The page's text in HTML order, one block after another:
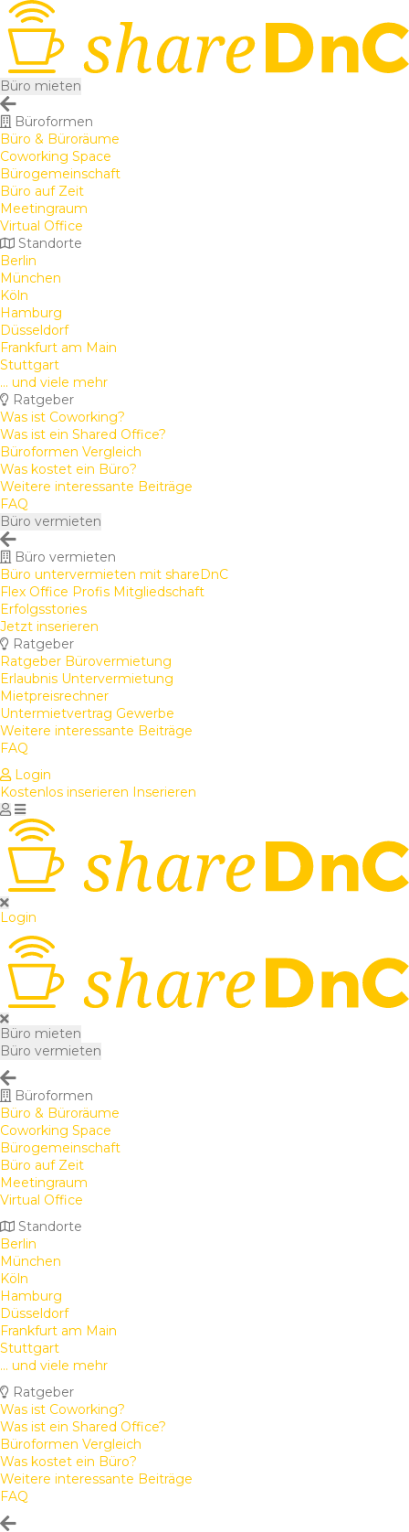
Büro mieten
Büroformen
Büro & Büroräume
Coworking Space
Bürogemeinschaft
Büro auf Zeit
Meetingraum
Virtual Office
Standorte
Berlin
München
Köln
Hamburg
Düsseldorf
Frankfurt am Main
Stuttgart
... und viele mehr
Ratgeber
Was ist Coworking?
Was ist ein Shared Office?
Büroformen Vergleich
Was kostet ein Büro?
Weitere interessante Beiträge
FAQ
Büro vermieten
Büro vermieten
Büro untervermieten mit shareDnC
Flex Office Profis Mitgliedschaft
Erfolgsstories
Jetzt inserieren
Ratgeber
Ratgeber Bürovermietung
Erlaubnis Untervermietung
Mietpreisrechner
Untermietvertrag Gewerbe
Weitere interessante Beiträge
FAQ
Login
Kostenlos inserieren Inserieren
Login
Büro mieten
Büro vermieten
Büroformen
Büro & Büroräume
Coworking Space
Bürogemeinschaft
Büro auf Zeit
Meetingraum
Virtual Office
Standorte
Berlin
München
Köln
Hamburg
Düsseldorf
Frankfurt am Main
Stuttgart
... und viele mehr
Ratgeber
Was ist Coworking?
Was ist ein Shared Office?
Büroformen Vergleich
Was kostet ein Büro?
Weitere interessante Beiträge
FAQ